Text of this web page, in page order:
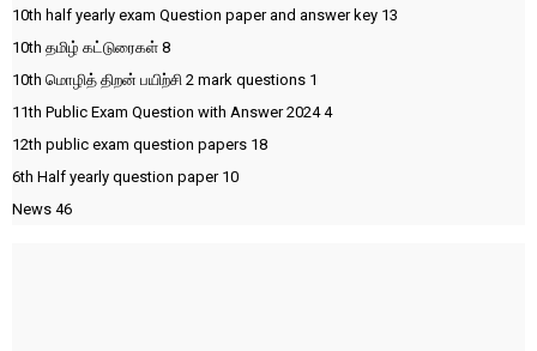
10th half yearly exam Question paper and answer key 13
10th தமிழ் கட்டுரைகள் 8
10th மொழித் திறன் பயிற்சி 2 mark questions 1
11th Public Exam Question with Answer 20244
12th public exam question papers 18
6th Half yearly question paper 10
News 46